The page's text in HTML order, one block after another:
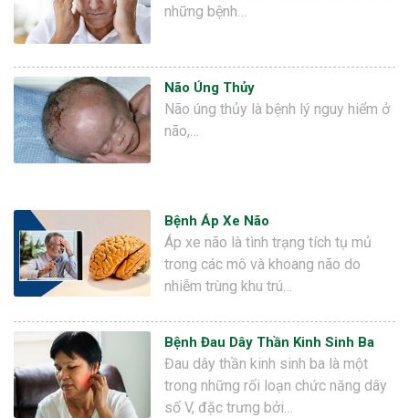
những bệnh…
Não Úng Thủy
Não úng thủy là bệnh lý nguy hiểm ở
não,…
Bệnh Áp Xe Não
Áp xe não là tình trạng tích tụ mủ
trong các mô và khoang não do
nhiễm trùng khu trú…
Bệnh Đau Dây Thần Kinh Sinh Ba
Đau dây thần kinh sinh ba là một
trong những rối loạn chức năng dây
số V, đặc trưng bởi…